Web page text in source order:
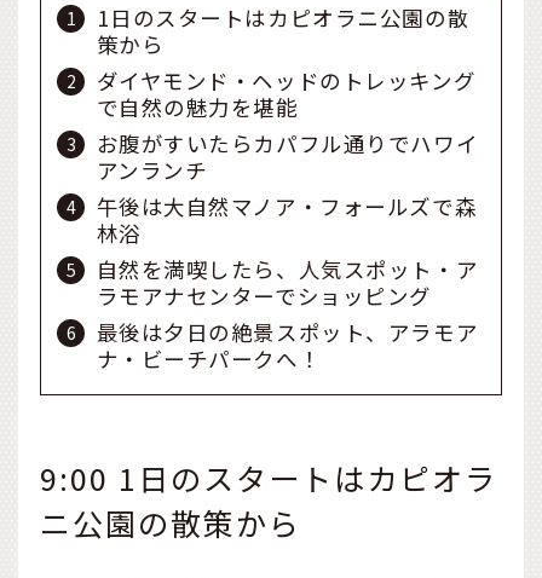
1日のスタートはカピオラニ公園の散
策から
ダイヤモンド・ヘッドのトレッキング
で自然の魅力を堪能
お腹がすいたらカパフル通りでハワイ
アンランチ
午後は大自然マノア・フォールズで森
林浴
自然を満喫したら、人気スポット・ア
ラモアナセンターでショッピング
最後は夕日の絶景スポット、アラモア
ナ・ビーチパークへ！
9:00 1日のスタートはカピオラ
ニ公園の散策から